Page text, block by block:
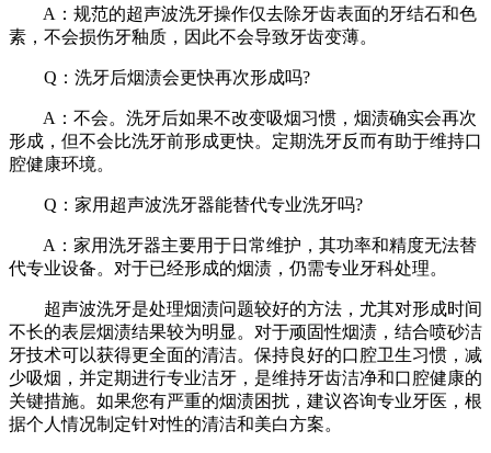
A：规范的超声波洗牙操作仅去除牙齿表面的牙结石和色
素，不会损伤牙釉质，因此不会导致牙齿变薄。
Q：洗牙后烟渍会更快再次形成吗?
A：不会。洗牙后如果不改变吸烟习惯，烟渍确实会再次
形成，但不会比洗牙前形成更快。定期洗牙反而有助于维持口
腔健康环境。
Q：家用超声波洗牙器能替代专业洗牙吗?
A：家用洗牙器主要用于日常维护，其功率和精度无法替
代专业设备。对于已经形成的烟渍，仍需专业牙科处理。
超声波洗牙是处理烟渍问题较好的方法，尤其对形成时间
不长的表层烟渍结果较为明显。对于顽固性烟渍，结合喷砂洁
牙技术可以获得更全面的清洁。保持良好的口腔卫生习惯，减
少吸烟，并定期进行专业洁牙，是维持牙齿洁净和口腔健康的
关键措施。如果您有严重的烟渍困扰，建议咨询专业牙医，根
据个人情况制定针对性的清洁和美白方案。